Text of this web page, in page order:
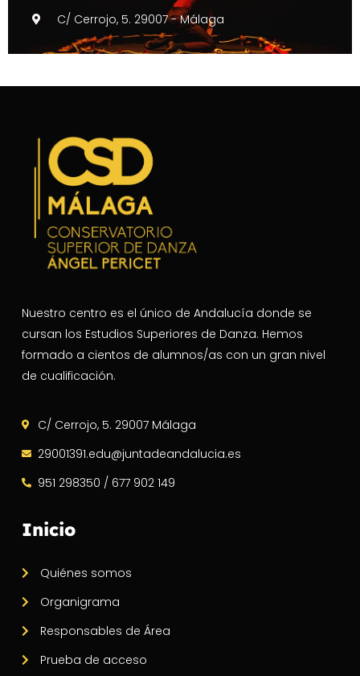
C/ Cerrojo, 5. 29007 - Málaga
Nuestro centro es el único de Andalucía donde se
cursan los Estudios Superiores de Danza. Hemos
formado a cientos de alumnos/as con un gran nivel
de cualificación.
C/ Cerrojo, 5. 29007 Málaga
29001391.edu@juntadeandalucia.es
951 298350 / 677 902 149
Inicio
Quiénes somos
Organigrama
Responsables de Área
Prueba de acceso